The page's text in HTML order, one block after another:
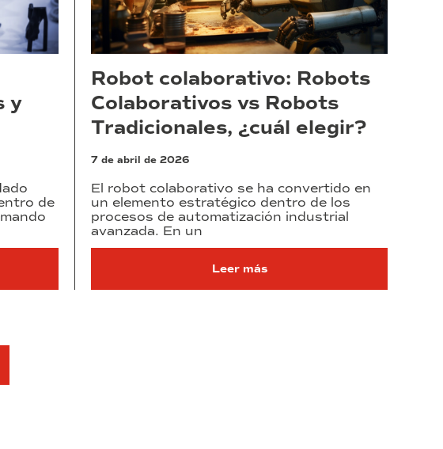
y
de
Robot colaborativo: Robots
Colaborativos vs Robots
Tradicionales, ¿cuál elegir?
7 de abril de 2026
El robot colaborativo se ha convertido en
un elemento estratégico dentro de los
procesos de automatización industrial
avanzada. En un
Leer más